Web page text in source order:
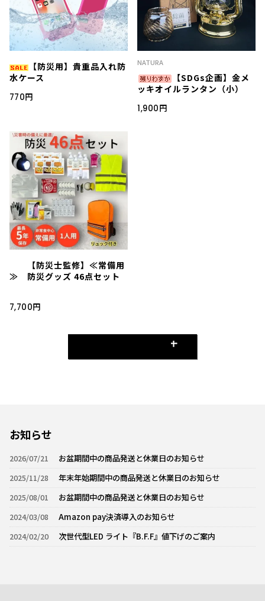
【防災用】貴重品入れ防
水ケース
770円
NATURA
【SDGs企画】金メ
ッキオイルランタン（小）
1,900円
【防災士監修】≪常備用
≫ 防災グッズ 46点セット
7,700円
すべての商品を見る
お知らせ
2026/07/21
お盆期間中の商品発送と休業日のお知らせ
2025/11/28
年末年始期間中の商品発送と休業日のお知らせ
2025/08/01
お盆期間中の商品発送と休業日のお知らせ
2024/03/08
Amazon pay決済導入のお知らせ
2024/02/20
次世代型LED ライト『B.F.F』値下げのご案内